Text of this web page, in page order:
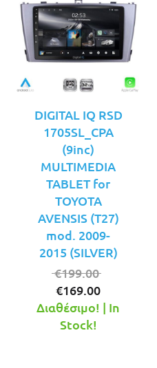
DIGITAL IQ RSD
1705SL_CPA
(9inc)
MULTIMEDIA
TABLET for
TOYOTA
AVENSIS (T27)
mod. 2009-
2015 (SILVER)
€199.00
was:
€169.00
τρέχουσα
Διαθέσιμο! | In
Stock!